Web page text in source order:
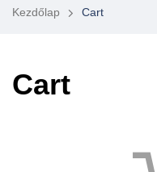
Kezdőlap Cart
Cart